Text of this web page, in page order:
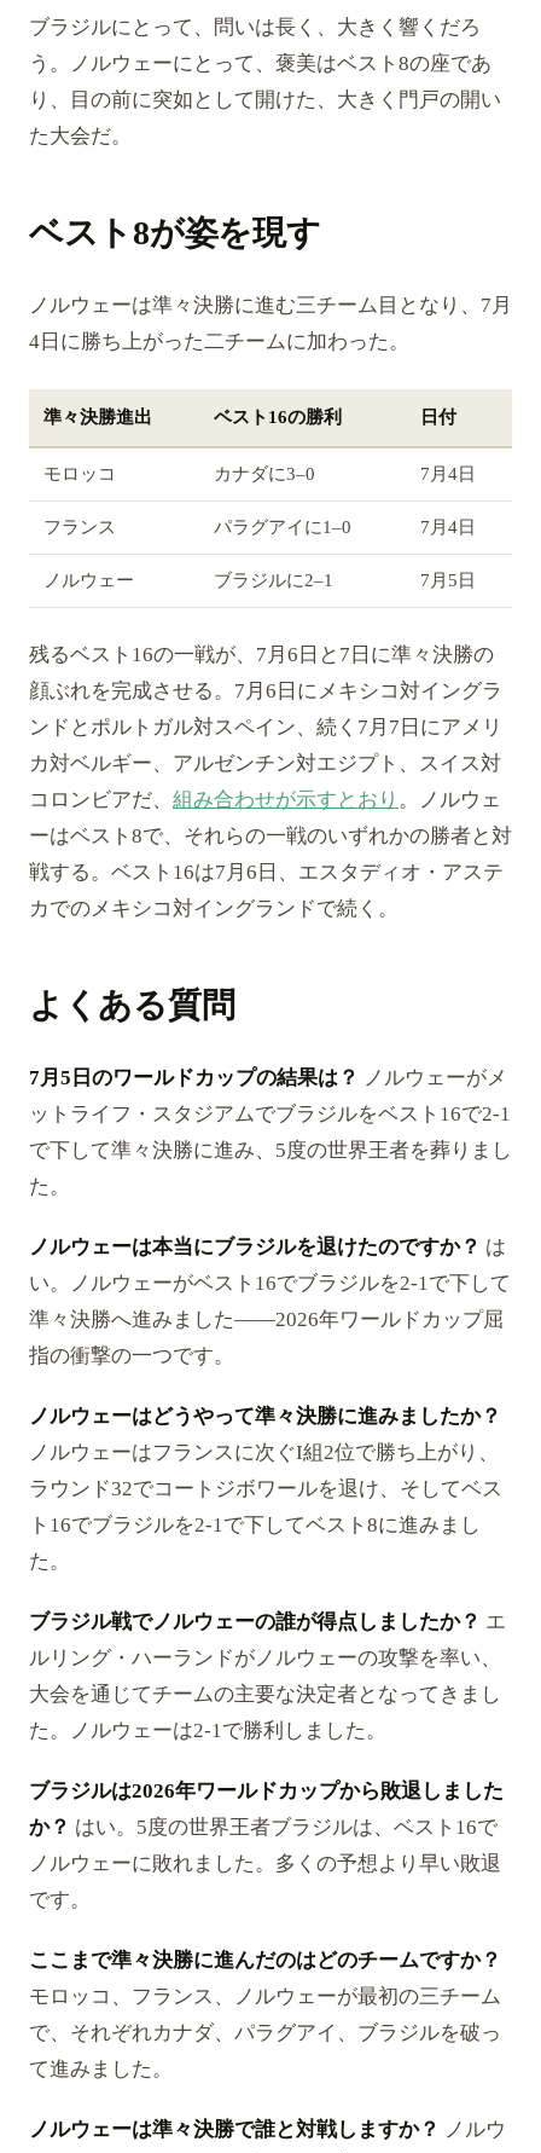
ブラジルにとって、問いは長く、大きく響くだろ
う。ノルウェーにとって、褒美はベスト8の座であ
り、目の前に突如として開けた、大きく門戸の開い
た大会だ。
ベスト8が姿を現す
ノルウェーは準々決勝に進む三チーム目となり、7月
4日に勝ち上がった二チームに加わった。
準々決勝進出 ベスト16の勝利 日付
モロッコ カナダに3–0 7月4日
フランス パラグアイに1–0 7月4日
ノルウェー ブラジルに2–1 7月5日
残るベスト16の一戦が、7月6日と7日に準々決勝の
顔ぶれを完成させる。7月6日にメキシコ対イングラ
ンドとポルトガル対スペイン、続く7月7日にアメリ
カ対ベルギー、アルゼンチン対エジプト、スイス対
コロンビアだ、 組み合わせが示すとおり 。ノルウェ
ーはベスト8で、それらの一戦のいずれかの勝者と対
戦する。ベスト16は7月6日、エスタディオ・アステ
カでのメキシコ対イングランドで続く。
よくある質問
7月5日のワールドカップの結果は？ ノルウェーがメ
ットライフ・スタジアムでブラジルをベスト16で2-1
で下して準々決勝に進み、5度の世界王者を葬りまし
た。
ノルウェーは本当にブラジルを退けたのですか？ は
い。ノルウェーがベスト16でブラジルを2-1で下して
準々決勝へ進みました——2026年ワールドカップ屈
指の衝撃の一つです。
ノルウェーはどうやって準々決勝に進みましたか？
ノルウェーはフランスに次ぐI組2位で勝ち上がり、
ラウンド32でコートジボワールを退け、そしてベス
ト16でブラジルを2-1で下してベスト8に進みまし
た。
ブラジル戦でノルウェーの誰が得点しましたか？ エ
ルリング・ハーランドがノルウェーの攻撃を率い、
大会を通じてチームの主要な決定者となってきまし
た。ノルウェーは2-1で勝利しました。
ブラジルは2026年ワールドカップから敗退しました
か？ はい。5度の世界王者ブラジルは、ベスト16で
ノルウェーに敗れました。多くの予想より早い敗退
です。
ここまで準々決勝に進んだのはどのチームですか？
モロッコ、フランス、ノルウェーが最初の三チーム
で、それぞれカナダ、パラグアイ、ブラジルを破っ
て進みました。
ノルウェーは準々決勝で誰と対戦しますか？ ノルウ